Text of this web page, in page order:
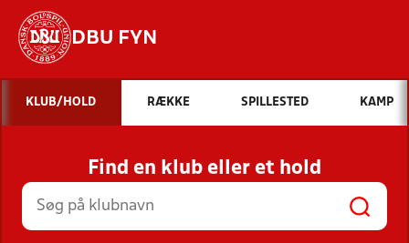
DBU FYN
Hvad vil du søge efter?
INDHOLD OG NYHEDER
STILLINGER, RESULTATER, KLUBBER OG
HOLD
KLUB/HOLD RÆKKE SPILLESTED KAMP
Find en klub eller et hold